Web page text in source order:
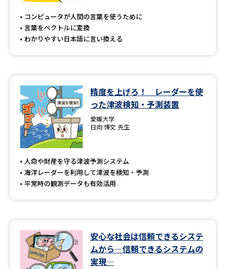
大学で学べる内容や特徴を調べる
データサイエンス特集 奨学金・特待生制度特集
デジタルパンフレット 進路の３択
新学年スタート号特集ページ
（高3生用）
（高2生用）
SELFBRAND特集ページ
オープンキャンパス検索 実施プログラムから探す
来場型・Web型イベント特集
コンピュータが人間の言葉を使うために
言葉をベクトルに変換
わかりやすい日本語に言い換える
精度を上げろ！ レーダーを使
った津波検知・予測装置
愛媛大学
日向 博文 先生
人命や財産を守る津波予測システム
海洋レーダーを利用して津波を検知・予測
平常時の観測データも有効活用
安心な社会は信頼できるシステ
ムから―信頼できるシステムの
実現―